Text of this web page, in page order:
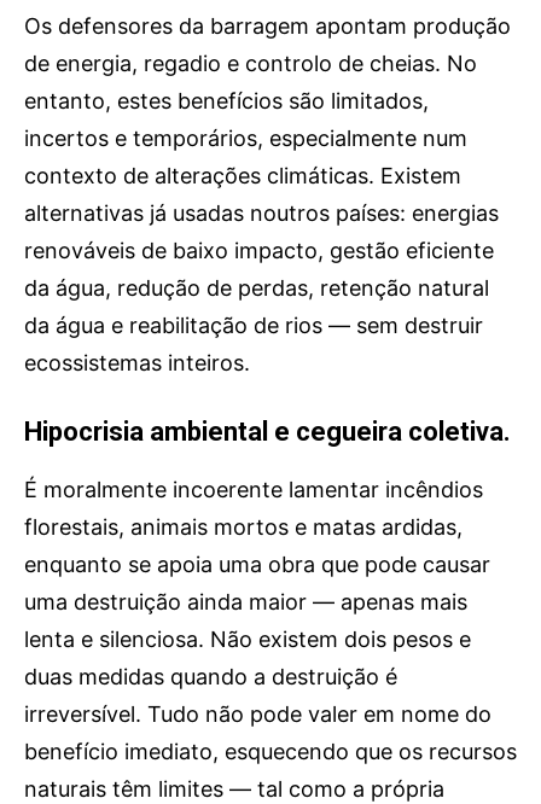
Os defensores da barragem apontam produção
de energia, regadio e controlo de cheias. No
entanto, estes benefícios são limitados,
incertos e temporários, especialmente num
contexto de alterações climáticas. Existem
alternativas já usadas noutros países: energias
renováveis de baixo impacto, gestão eficiente
da água, redução de perdas, retenção natural
da água e reabilitação de rios — sem destruir
ecossistemas inteiros.
Hipocrisia ambiental e cegueira coletiva.
É moralmente incoerente lamentar incêndios
florestais, animais mortos e matas ardidas,
enquanto se apoia uma obra que pode causar
uma destruição ainda maior — apenas mais
lenta e silenciosa. Não existem dois pesos e
duas medidas quando a destruição é
irreversível. Tudo não pode valer em nome do
benefício imediato, esquecendo que os recursos
naturais têm limites — tal como a própria